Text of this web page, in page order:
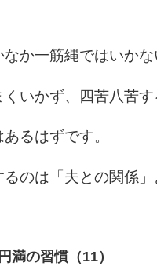
か一筋縄ではいかな
いかず、四苦八苦す
るはずです。
のは「夫との関係
満の習慣（11）